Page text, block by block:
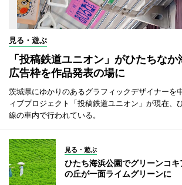
見る・遊ぶ
「投稿鉄道ユニオン」がひたちな
広告枠を作品発表の場に
茨城県にゆかりのあるグラフィックデザイナーを
ィブプロジェクト「投稿鉄道ユニオン」が現在、
線の車内で行われている。
見る・遊ぶ
ひたち海浜公園でグリーンコ
の丘が一面ライムグリーンに